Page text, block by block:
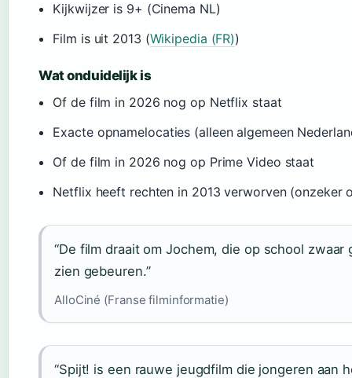
Kijkwijzer is 9+ (Cinema NL)
Film is uit 2013 (Wikipedia (FR))
Wat onduidelijk is
Of de film in 2026 nog op Netflix staat
Exacte opnamelocaties (alleen algemeen
Of de film in 2026 nog op Prime Video staat
Netflix heeft rechten in 2013 verworven (onzeker
“De film draait om Jochem, die op school
zien gebeuren.”
AlloCiné (Franse filminformatie)
“Spijt! is een rauwe jeugdfilm die jongeren aan